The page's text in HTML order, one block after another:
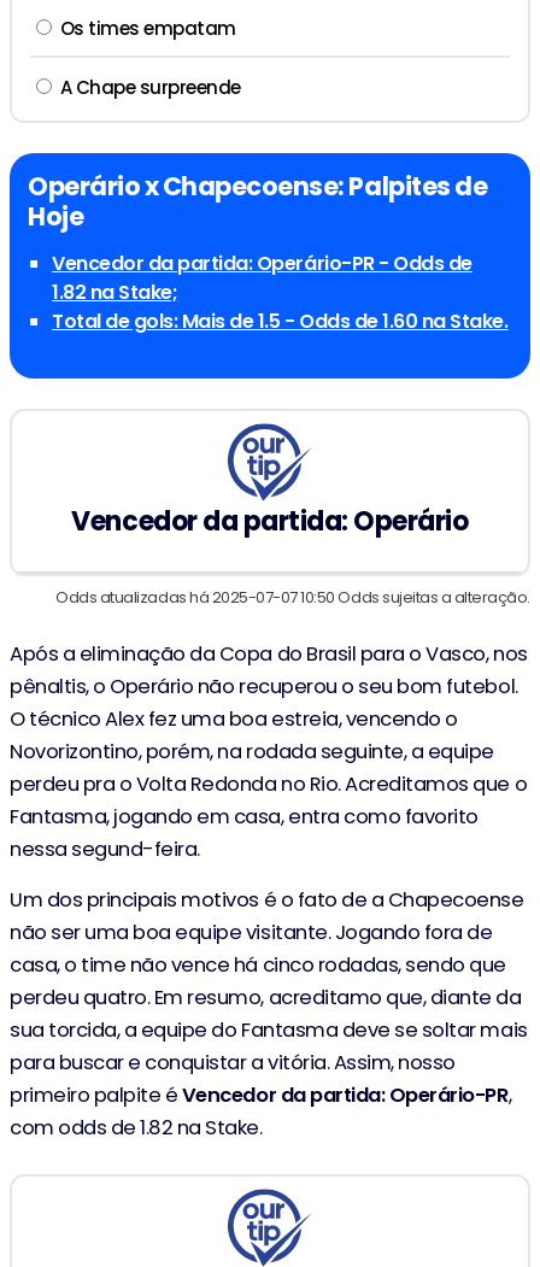
Os times empatam
A Chape surpreende
Operário x Chapecoense: Palpites de
Hoje
Vencedor da partida: Operário-PR - Odds de
1.82 na Stake;
Total de gols: Mais de 1.5 - Odds de 1.60 na Stake.
Vencedor da partida: Operário
Odds atualizadas há 2025-07-07 10:50 Odds sujeitas a alteração.
Após a eliminação da Copa do Brasil para o Vasco, nos
pênaltis, o Operário não recuperou o seu bom futebol.
O técnico Alex fez uma boa estreia, vencendo o
Novorizontino, porém, na rodada seguinte, a equipe
perdeu pra o Volta Redonda no Rio. Acreditamos que o
Fantasma, jogando em casa, entra como favorito
nessa segund-feira.
Um dos principais motivos é o fato de a Chapecoense
não ser uma boa equipe visitante. Jogando fora de
casa, o time não vence há cinco rodadas, sendo que
perdeu quatro. Em resumo, acreditamo que, diante da
sua torcida, a equipe do Fantasma deve se soltar mais
para buscar e conquistar a vitória. Assim, nosso
primeiro palpite éVencedor da partida: Operário-PR,
com odds de 1.82 na Stake.